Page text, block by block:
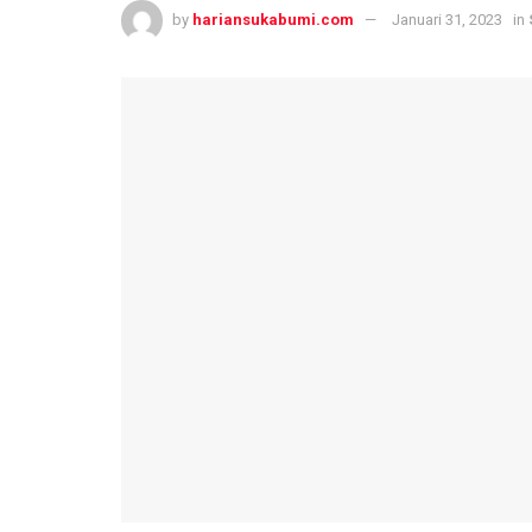
by hariansukabumi.com Januari 31, 2023 in